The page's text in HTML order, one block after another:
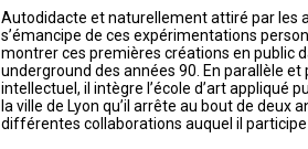
Autodidacte et naturellement attiré par les
s’émancipe de ces expérimentations
montrer ces premières créations en public
underground des années 90. En parallèle
intellectuel, il intègre l’école d’art appliqué
la ville de Lyon qu’il arrête au bout de deux
différentes collaborations auquel il participe